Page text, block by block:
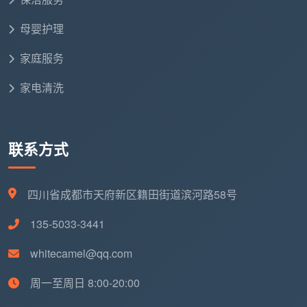
数据来源：成都家政市场公开报价
深度保洁服务内容在日常保洁基础上，对卫生间水
垢、厨房油污、床底沙发底下进行卫生死角清洁，适用
有宠物等场景。
常三星保洁费用大概在30~50元/小时。
开荒保洁是装修后的首次全面清洁，按面积计费，
价格跨度较大：简开荒（基础款）约3-6元/㎡，精开荒
元/㎡。
2.4 包月保洁——长期托管更划算
母婴护理
家庭服务
家电清洗
联系方式
四川省成都市天府新区籍田街道滨河路58号
135-5033-3441
whitecamel@qq.com
周一至周日 8:00-20:00